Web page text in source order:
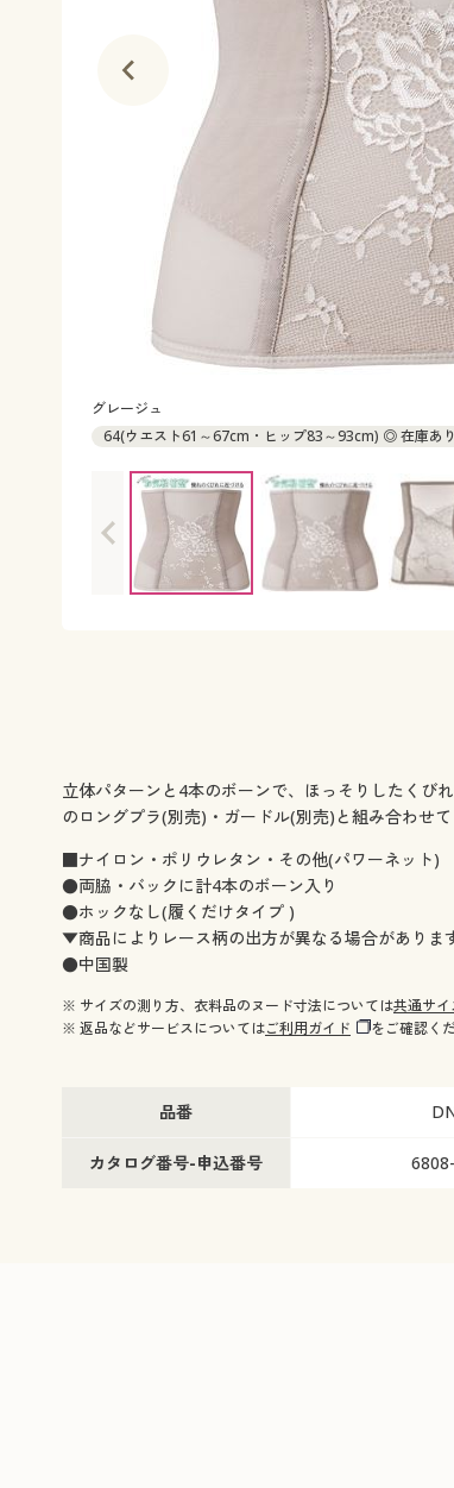
グレージュ
64(ウエスト61～67cm・ヒップ83～93cm) ◎ 在庫あり
76(ウエスト73～79cm・ヒップ89～99cm) ◎ 在庫あ
82(ウエスト78～86cm・ヒップ91～103cm) ◎ 在庫あ
90(ウエスト86～94cm・ヒップ94～106cm) ◎ 在庫あ
立体パターンと4本のボーンで、ほっそりしたくび
のロングプラ(別売)・ガードル(別売)と組み合わせて
■ナイロン・ポリウレタン・その他(パワーネット)
●両脇・バックに計4本のボーン入り
●ホックなし(履くだけタイプ )
▼商品によりレース柄の出方が異なる場合がありま
●中国製
※ サイズの測り方、衣料品のヌード寸法については共通サ
※ 返品などサービスについてはご利用ガイド をご確認く
品番
カタログ番号-申込番号